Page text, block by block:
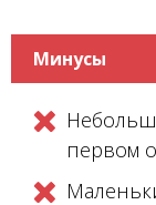
Минусы
первом